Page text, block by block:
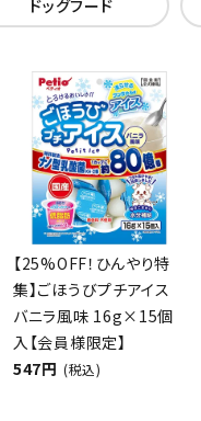
ドッグフード
【25%OFF！ひんやり特
集】ごほうびプチアイス
バニラ風味 16g×15個
入【会員様限定】
547円 (税込)